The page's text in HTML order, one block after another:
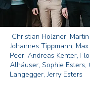
Christian Holzner,
Johannes Tippmann,
Peer, Andreas Kenter,
Alhäuser, Sophie Esters,
Langegger, Jerry Esters